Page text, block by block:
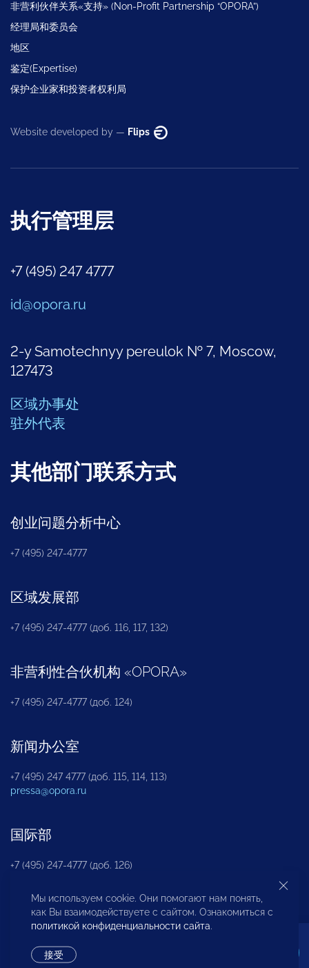
非营利伙伴关系«支持» (Non-Profit Partnership “OPORA”)
经理局和委员会
地区
鉴定(Expertise)
保护企业家和投资者权利局
Website developed by — Flips
执行管理层
+7 (495) 247 4777
id@opora.ru
2-y Samotechnyy pereulok № 7, Moscow,
127473
区域办事处
驻外代表
其他部门联系方式
创业问题分析中心
+7 (495) 247-4777
区域发展部
+7 (495) 247-4777 (доб. 116, 117, 132)
非营利性合伙机构 «OPORA»
+7 (495) 247-4777 (доб. 124)
新闻办公室
+7 (495) 247 4777 (доб. 115, 114, 113)
pressa@opora.ru
国际部
+7 (495) 247-4777 (доб. 126)
商投权益保护部
Мы используем cookie. Они помогают нам понять,
как Вы взаимодействуете с сайтом. Ознакомиться с
политикой конфиденциальности сайта.
接受